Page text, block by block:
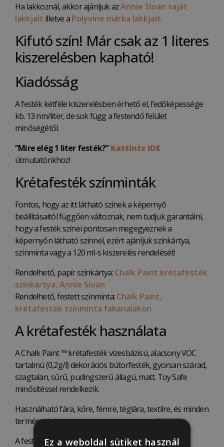
Ha lakkoznál, akkor ajánljuk azAnnie Sloan saját
lakkjait illetve aPolyvine márka lakkjait.
Kifutó szín! Már csak az 1 literes
kiszerelésben kapható!
Kiadósság
A festék kétféle kiszerelésben érhető el, fedőképessége
kb. 13 nm/liter, de sok függ a festendő felület
minőségétől.
“Mire elég 1 liter festék?” Kattints IDE
útmutatónkhoz!
Krétafesték színminták
Fontos, hogy az itt látható színek a képernyő
beállításaitól függően változnak, nem tudjuk garantálni,
hogy a festék színei pontosan megegyeznek a
képernyőn látható színnel, ezért ajánljuk színkártya,
színminta vagy a 120 ml-s kiszerelés rendelését!
Rendelhető, papír színkártya:Chalk Paint krétafesték
színkártya, Annie Sloan
Rendelhető, festett színminta:Chalk Paint,
krétafesték színminta fakanalakon
A krétafesték használata
A Chalk Paint ™ krétafesték vizesbázisú, alacsony VOC
tartalmú (0,2g/l) dekorációs bútorfesték, gyorsan szárad,
szagtalan, sűrű, pudingszerű állagú, matt. Toy Safe
minősítéssel rendelkezik.
Használható fára, kőre, fémre, téglára, textilre, és minden
természetes anyagra.
A festékkel könnyű dolgozni, környezetbarát,
Ez a weboldal sütiket használ